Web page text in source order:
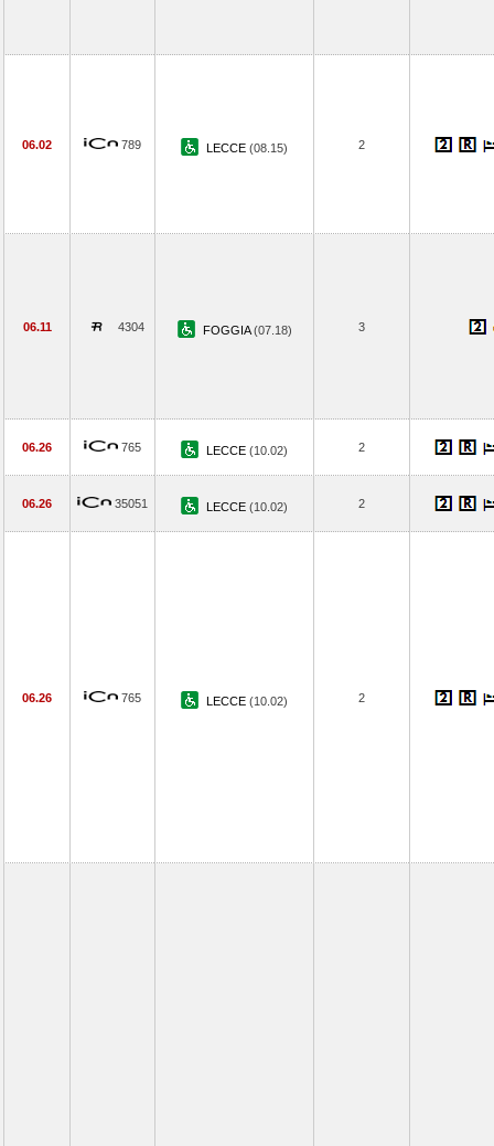
06.02 789 LECCE (08.15) 2
06.11 4304 FOGGIA(07.18) 3
06.26 765 LECCE (10.02) 2
06.26 35051 LECCE (10.02) 2
06.26 765 LECCE (10.02) 2